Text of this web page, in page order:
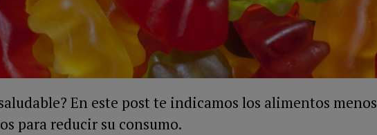
En este post te indicamos los alimentos menos
para reducir su consumo.